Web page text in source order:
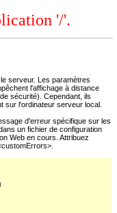
'/'.
serveur. Les paramètres
l'affichage à distance
sécurité). Cependant, ils
sur l'ordinateur serveur local.
d'erreur spécifique sur les
un fichier de configuration
Web en cours. Attribuez